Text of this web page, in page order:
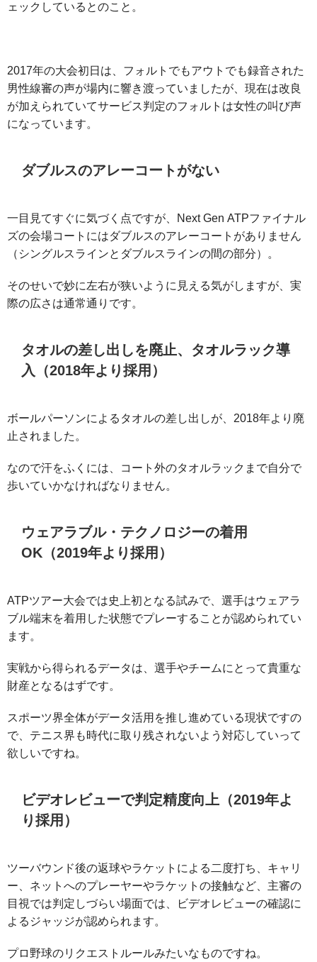
ェックしているとのこと。
2017年の大会初日は、フォルトでもアウトでも録音された
男性線審の声が場内に響き渡っていましたが、現在は改良
が加えられていてサービス判定のフォルトは女性の叫び声
になっています。
ダブルスのアレーコートがない
一目見てすぐに気づく点ですが、Next Gen ATPファイナル
ズの会場コートにはダブルスのアレーコートがありません
（シングルスラインとダブルスラインの間の部分）。
そのせいで妙に左右が狭いように見える気がしますが、実
際の広さは通常通りです。
タオルの差し出しを廃止、タオルラック導
入（2018年より採用）
ボールパーソンによるタオルの差し出しが、2018年より廃
止されました。
なので汗をふくには、コート外のタオルラックまで自分で
歩いていかなければなりません。
ウェアラブル・テクノロジーの着用
OK（2019年より採用）
ATPツアー大会では史上初となる試みで、選手はウェアラ
ブル端末を着用した状態でプレーすることが認められてい
ます。
実戦から得られるデータは、選手やチームにとって貴重な
財産となるはずです。
スポーツ界全体がデータ活用を推し進めている現状ですの
で、テニス界も時代に取り残されないよう対応していって
欲しいですね。
ビデオレビューで判定精度向上（2019年よ
り採用）
ツーバウンド後の返球やラケットによる二度打ち、キャリ
ー、ネットへのプレーヤーやラケットの接触など、主審の
目視では判定しづらい場面では、ビデオレビューの確認に
よるジャッジが認められます。
プロ野球のリクエストルールみたいなものですね。